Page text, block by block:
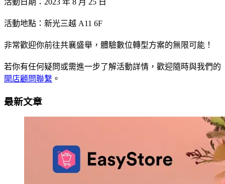
活動地點：新光三越 A11 6F
非常歡迎你前往共襄盛舉，體驗數位轉型方案的無限可能！
若你有任何疑問或需進一步了解活動詳情，歡迎隨時與我們的
開店顧問聯繫 。
最新文章